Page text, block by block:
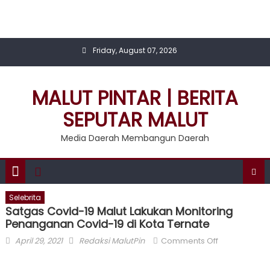
content
Friday, August 07, 2026
MALUT PINTAR | BERITA
SEPUTAR MALUT
Media Daerah Membangun Daerah
Selebrita
Satgas Covid-19 Malut Lakukan Monitoring
Penanganan Covid-19 di Kota Ternate
Posted
April 29, 2021 Author
Redaksi MalutPin Comments Offon